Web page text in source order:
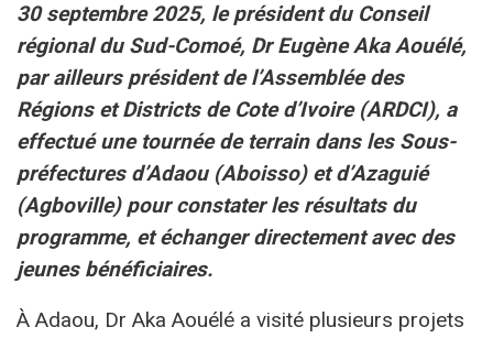
30 septembre 2025, le président du Conseil
régional du Sud-Comoé, Dr Eugène Aka Aouélé,
par ailleurs président de l’Assemblée des
Régions et Districts de Cote d’Ivoire (ARDCI), a
effectué une tournée de terrain dans les Sous-
préfectures d’Adaou (Aboisso) et d’Azaguié
(Agboville) pour constater les résultats du
programme, et échanger directement avec des
jeunes bénéficiaires.
À Adaou, Dr Aka Aouélé a visité plusieurs projets